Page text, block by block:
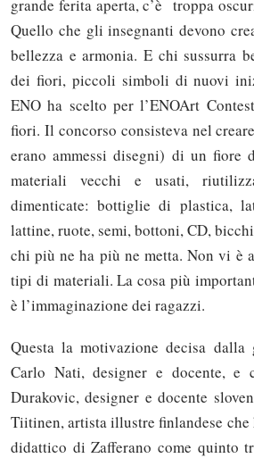
grande ferita aperta, c’è troppa
Quello che gli insegnanti devono
bellezza e armonia. E chi sussurra
dei fiori, piccoli simboli di nuovi
ENO ha scelto per l’ENOArt
fiori. Il concorso consisteva nel
erano ammessi disegni) di un fiore
materiali vecchi e usati,
dimenticate: bottiglie di plastica,
lattine, ruote, semi, bottoni, CD,
chi più ne ha più ne metta. Non vi è
tipi di materiali. La cosa più
è l’immaginazione dei ragazzi.
Questa la motivazione decisa dalla
Carlo Nati, designer e docente, e
Durakovic, designer e docente
Tiitinen, artista illustre finlandese
didattico di Zafferano come quinto